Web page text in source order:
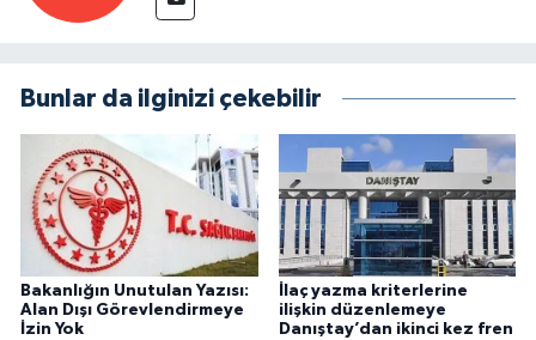
Bunlar da ilginizi çekebilir
Bakanlığın Unutulan Yazısı:
Alan Dışı Görevlendirmeye
İzin Yok
İlaç yazma kriterlerine
ilişkin düzenlemeye
Danıştay’dan ikinci kez fren